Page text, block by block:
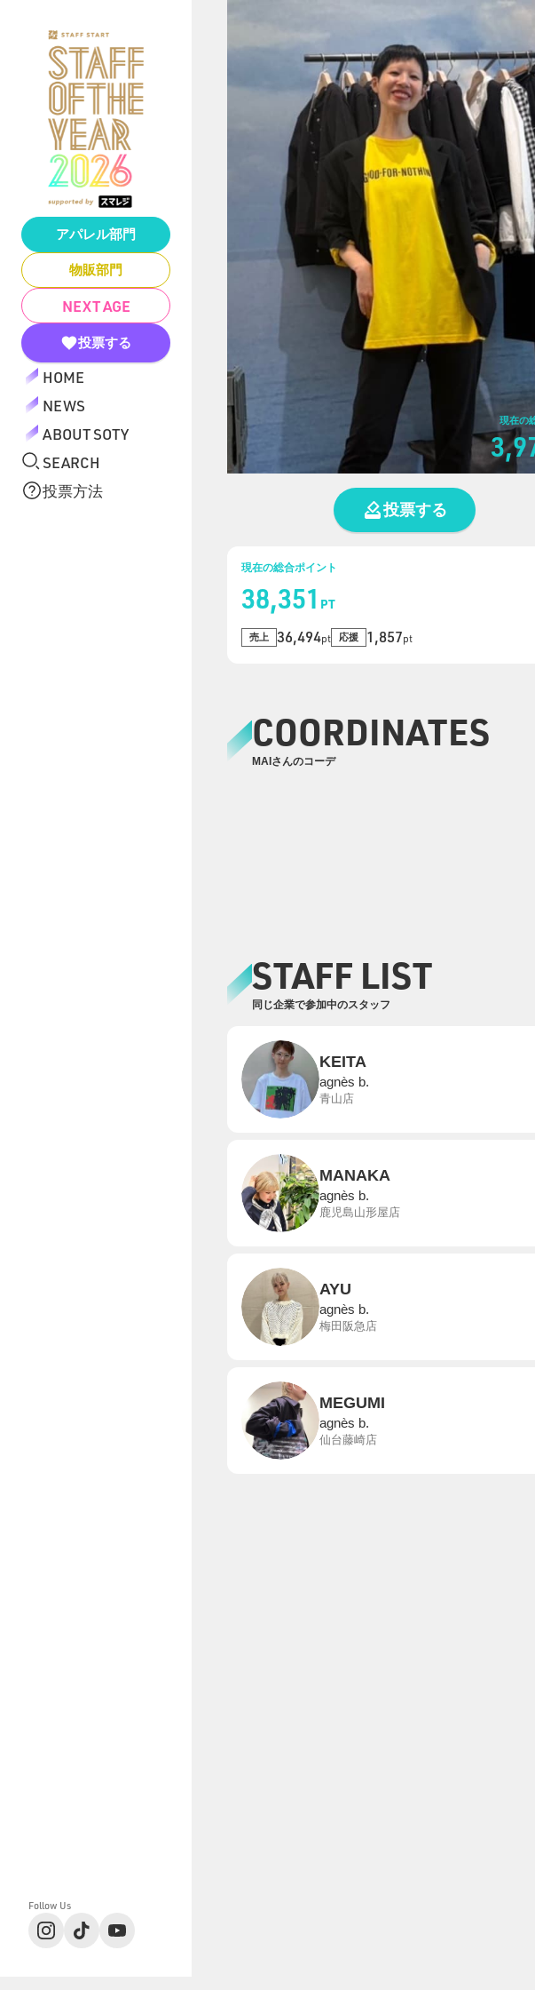
アパレル部門
物販部門
NEXT AGE
投票する
HOME
NEWS
ABOUT SOTY
SEARCH
投票方法
Follow Us
現在の
投票する
現在の総合ポイント
38,351 PT
売上 36,494pt 応援 1,857pt
COORDINATES
MAIさんのコーデ
STAFF LIST
同じ企業で参加中のスタッフ
KEITA
agnès b.
青山店
MANAKA
agnès b.
鹿児島山形屋店
AYU
agnès b.
梅田阪急店
MEGUMI
agnès b.
仙台藤崎店